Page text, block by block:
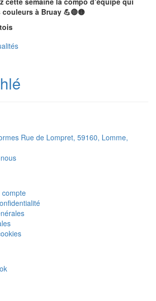
à Bruay 💪🔴🟡
Rue de Lompret, 59160, Lomme,